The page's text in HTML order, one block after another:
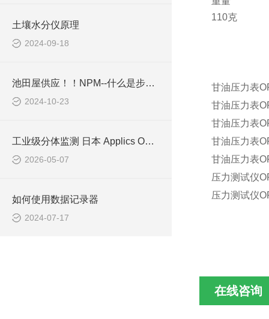
土壤水分仪原理
2024-09-18
池田屋供应！！NPM--什么是步进电机？
2024-10-23
工业级分体监测 日本 Applics OD-UND 非指示式溶解臭氧浓度计技术解析
2026-05-07
如何使用数据记录器
2024-07-17
110克
甘油压力表
甘油压力表
甘油压力表
甘油压力表
甘油压力表
压力测试仪
压力测试仪
在线咨询